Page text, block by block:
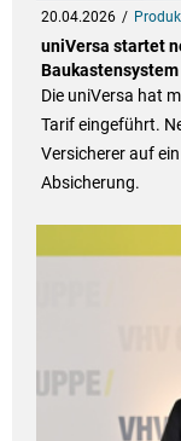
20.04.2026
uniVersa startet
Baukastensystem
Die uniVersa hat
Tarif eingeführt.
Versicherer auf
Absicherung.